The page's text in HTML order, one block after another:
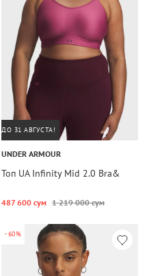
ДО 31 АВГУСТА!
UNDER ARMOUR
Топ UA Infinity Mid 2.0 Bra&
487 600 сум 1 219 000 сум
-60%